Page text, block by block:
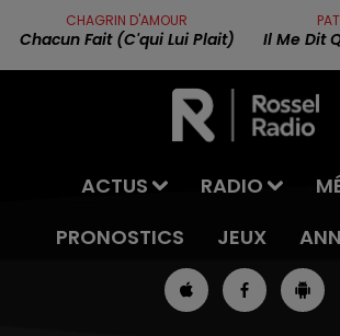
CHAGRIN D'AMOUR
Chacun Fait (c'qui Lui Plait) Il Me Dit
ACTUS RADIO
PRONOSTICS
JEUX